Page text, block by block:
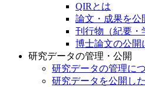
QIRとは
論文・成果を公
刊行物（紀要・
博士論文の公開
研究データの管理・公開
研究データの管理に
研究データを公開し